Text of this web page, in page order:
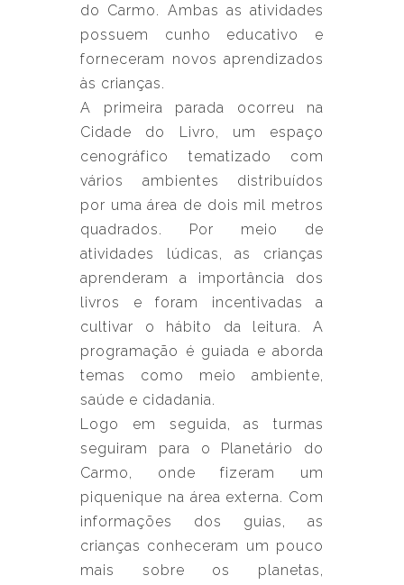
do Carmo. Ambas as atividades
possuem cunho educativo e
forneceram novos aprendizados
às crianças.
A primeira parada ocorreu na
Cidade do Livro, um espaço
cenográfico tematizado com
vários ambientes distribuídos
por uma área de dois mil metros
quadrados. Por meio de
atividades lúdicas, as crianças
aprenderam a importância dos
livros e foram incentivadas a
cultivar o hábito da leitura. A
programação é guiada e aborda
temas como meio ambiente,
saúde e cidadania.
Logo em seguida, as turmas
seguiram para o Planetário do
Carmo, onde fizeram um
piquenique na área externa. Com
informações dos guias, as
crianças conheceram um pouco
mais sobre os planetas,